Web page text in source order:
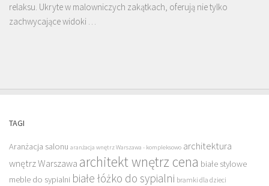
relaksu. Ukryte w malowniczych zakątkach, oferują nie tylko
zachwycające widoki …
TAGI
Aranżacja salonu aranżacja wnętrz Warszawa - kompleksowo architektura
wnętrz Warszawa architekt wnętrz cena białe stylowe
meble do sypialni białe łóżko do sypialni bramki dla dzieci